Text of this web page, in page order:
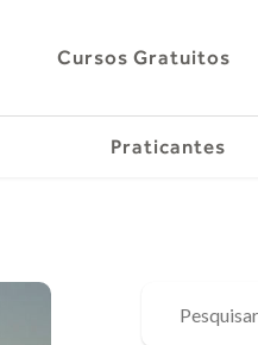
Cursos Gratuitos
Praticantes